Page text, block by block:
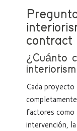
contract
¿Cuánto
Cada proyecto
factores como
intervención,